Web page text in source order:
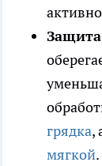
грядка,
мягкой.